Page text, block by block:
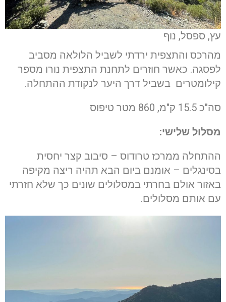
עץ, ספסל, נוף
מהרכס והתצפית ירדתי לשביל הלולאה מסביב
לפסגה. כאשר חוזרים לתחנת התצפית נורו מספר
קילומטרים בשביל דרך היער לנקודת ההתחלה.
סה"כ 15.5 ק"מ, 860 מטר טיפוס
מסלול שלישי:
ההתחלה ממרכז טרודוס – סיבוב קצר יחסית
בסינגלים – אומנם ביום הבא תהיה ריצה מקיפה
באזור אולם בחרתי במסלולים שונים כך שלא חזרתי
עם אותם מסלולים.